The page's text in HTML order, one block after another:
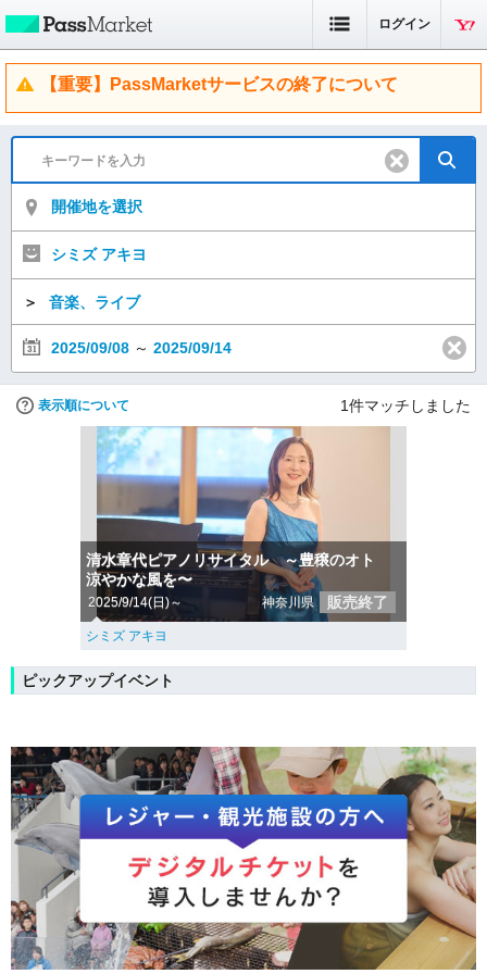
ログイン
【重要】PassMarketサービスの終了について
開催地を選択
シミズ アキヨ
＞ 音楽、ライブ
2025/09/08 ～ 2025/09/14
表示順について 1件マッチしました
清水章代ピアノリサイタル ～豊穣のオト
涼やかな風を〜
2025/9/14(日)～ 神奈川県 販売終了
シミズ アキヨ
ピックアップイベント